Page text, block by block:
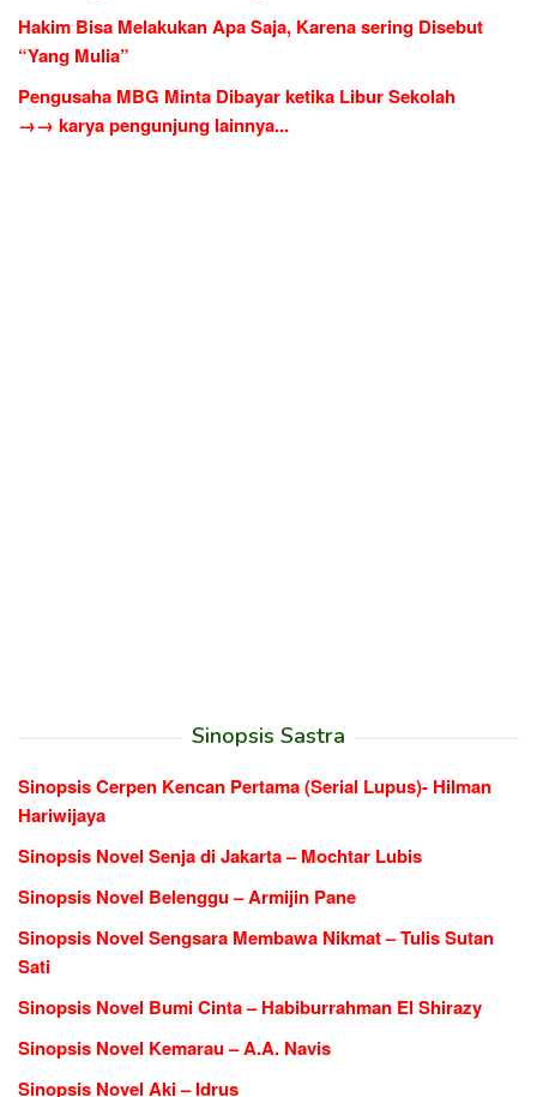
Hakim Bisa Melakukan Apa Saja, Karena sering Disebut
“Yang Mulia”
Pengusaha MBG Minta Dibayar ketika Libur Sekolah
→→ karya pengunjung lainnya...
Sinopsis Sastra
Sinopsis Cerpen Kencan Pertama (Serial Lupus)- Hilman
Hariwijaya
Sinopsis Novel Senja di Jakarta – Mochtar Lubis
Sinopsis Novel Belenggu – Armijin Pane
Sinopsis Novel Sengsara Membawa Nikmat – Tulis Sutan
Sati
Sinopsis Novel Bumi Cinta – Habiburrahman El Shirazy
Sinopsis Novel Kemarau – A.A. Navis
Sinopsis Novel Aki – Idrus